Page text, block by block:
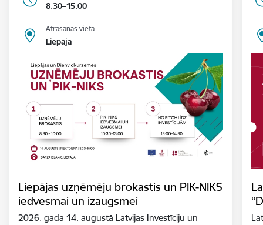
8.30–15.00
Atrašanās vieta
Liepāja
Liepājas uzņēmēju brokastis un PIK-NIKS
iedvesmai un izaugsmei
2026. gada 14. augustā Latvijas Investīciju un